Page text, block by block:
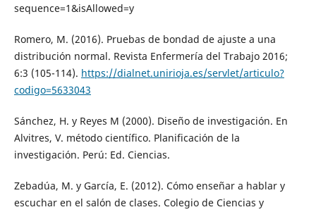
sequence=1&isAllowed=y
Romero, M. (2016). Pruebas de bondad de ajuste a una
distribución normal. Revista Enfermería del Trabajo 2016;
6:3 (105-114). https://dialnet.unirioja.es/servlet/articulo?
codigo=5633043
Sánchez, H. y Reyes M (2000). Diseño de investigación. En
Alvitres, V. método científico. Planificación de la
investigación. Perú: Ed. Ciencias.
Zebadúa, M. y García, E. (2012). Cómo enseñar a hablar y
escuchar en el salón de clases. Colegio de Ciencias y